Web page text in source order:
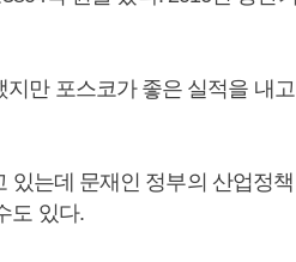
지만 포스코가 좋은 실적을 내고
있는데 문재인 정부의 산업정책
도 있다.